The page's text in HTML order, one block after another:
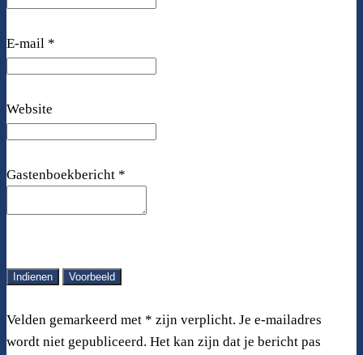
E-mail *
Website
Gastenboekbericht *
Velden gemarkeerd met * zijn verplicht. Je e-mailadres
wordt niet gepubliceerd. Het kan zijn dat je bericht pas